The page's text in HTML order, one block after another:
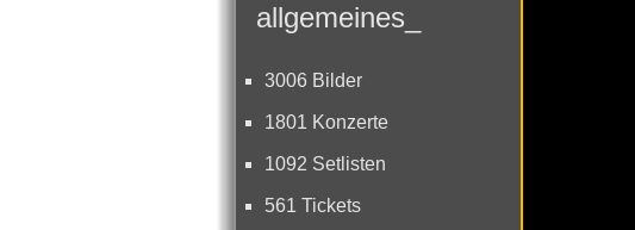
allgemeines_
3006 Bilder
1801 Konzerte
1092 Setlisten
561 Tickets